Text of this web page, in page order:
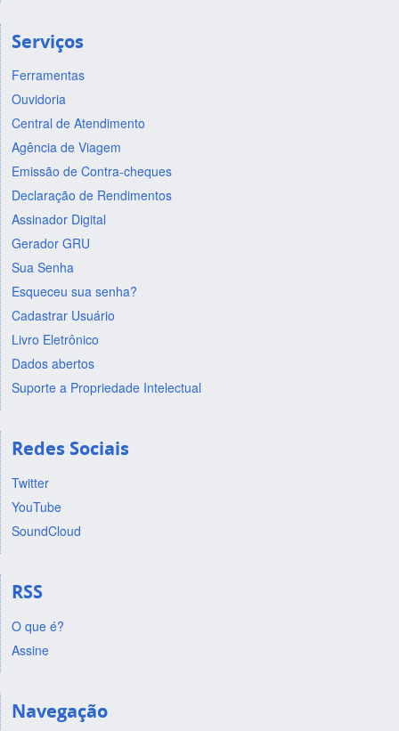
Serviços
Ferramentas
Ouvidoria
Central de Atendimento
Agência de Viagem
Emissão de Contra-cheques
Declaração de Rendimentos
Assinador Digital
Gerador GRU
Sua Senha
Esqueceu sua senha?
Cadastrar Usuário
Livro Eletrônico
Dados abertos
Suporte a Propriedade Intelectual
Redes Sociais
Twitter
YouTube
SoundCloud
RSS
O que é?
Assine
Navegação